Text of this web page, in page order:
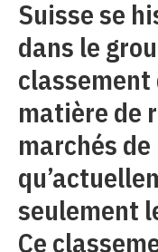
Suisse se
dans le
classement
matière de
marchés
seulement
Ce